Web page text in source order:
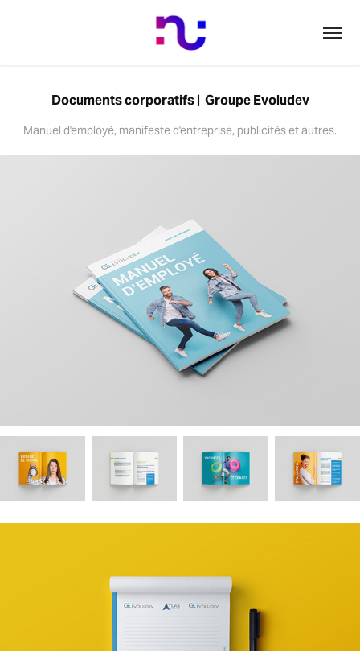
Documents corporatifs |  Groupe Evoludev
Manuel d'employé, manifeste d'entreprise, publicités et autres.